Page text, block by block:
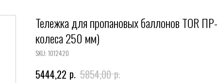
Тележка для пропановых баллонов TOR
колеса 250 мм)
SKU:1012420
5444,22 р. 5854,00 р.